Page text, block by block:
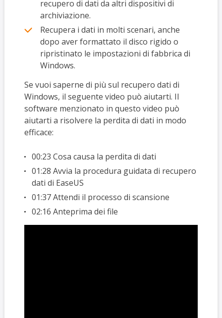
recupero di dati da altri dispositivi di
archiviazione.
Recupera i dati in molti scenari, anche
dopo aver formattato il disco rigido o
ripristinato le impostazioni di fabbrica di
Windows.
Se vuoi saperne di più sul recupero dati di
Windows, il seguente video può aiutarti. Il
software menzionato in questo video può
aiutarti a risolvere la perdita di dati in modo
efficace:
00:23 Cosa causa la perdita di dati
01:28 Avvia la procedura guidata di recupero
dati di EaseUS
01:37 Attendi il processo di scansione
02:16 Anteprima dei file